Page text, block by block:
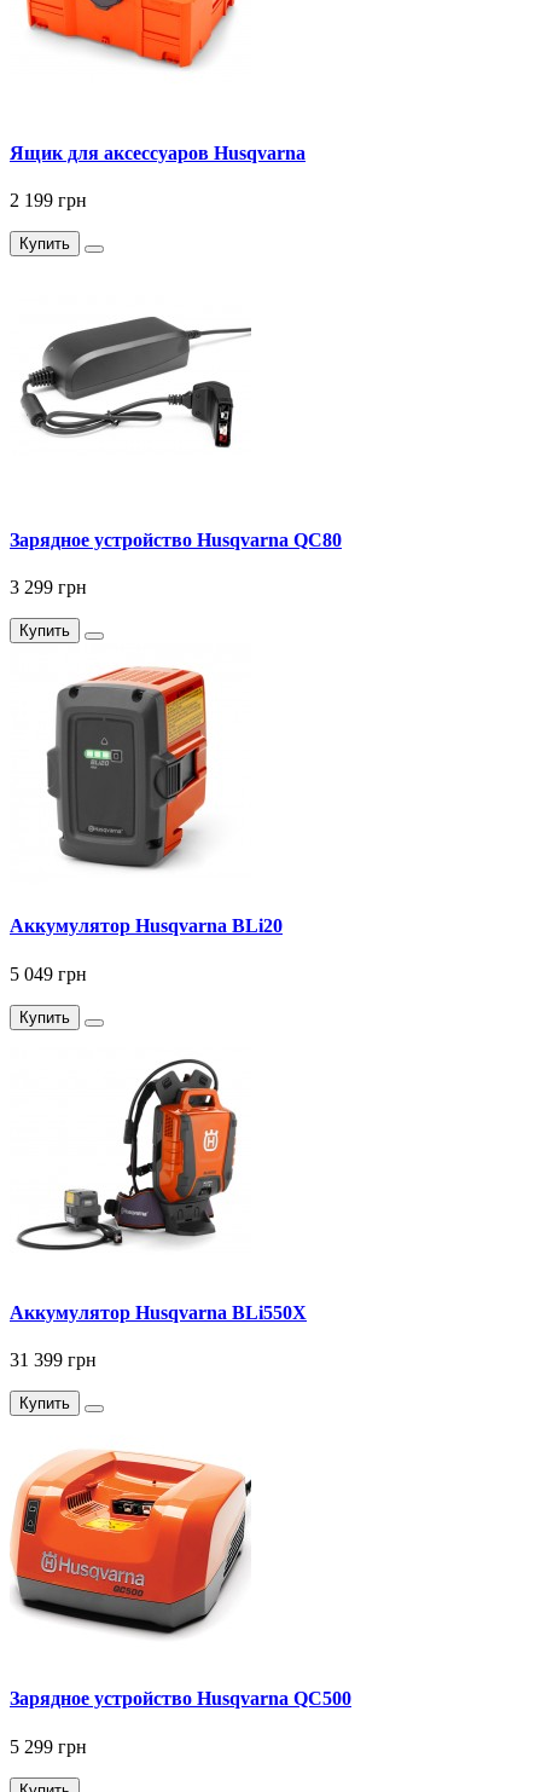
Ящик для аксессуаров Husqvarna
2 199 грн
Купить
Зарядное устройство Husqvarna QC80
3 299 грн
Купить
Аккумулятор Husqvarna BLi20
5 049 грн
Купить
Аккумулятор Husqvarna BLi550X
31 399 грн
Купить
Зарядное устройство Husqvarna QC500
5 299 грн